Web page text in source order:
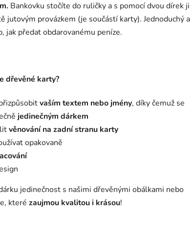
Bankovku stočíte do ruličky a s pomocí dvou dírek ji
jutovým provázkem (je součástí karty). Jednoduchý a
jak předat obdarovanému peníze.
dřevěné karty?
vaším textem nebo jmény, díky čemuž se
jedinečným dárkem
věnování na zadní stranu karty
opakovaně
jedinečnost s našimi dřevěnými obálkami nebo
které zaujmou kvalitou i krásou!